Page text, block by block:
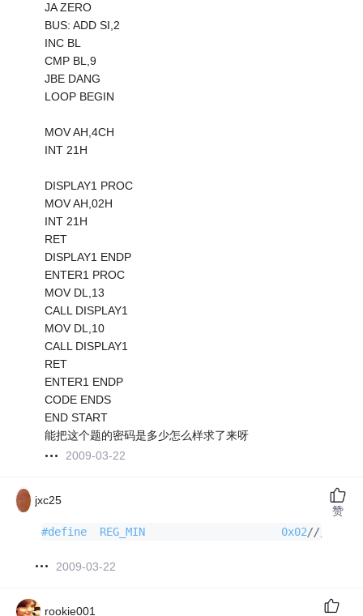
JA ZERO
BUS: ADD SI,2
INC BL
CMP BL,9
JBE DANG
LOOP BEGIN
MOV AH,4CH
INT 21H
DISPLAY1 PROC
MOV AH,02H
INT 21H
RET
DISPLAY1 ENDP
ENTER1 PROC
MOV DL,13
CALL DISPLAY1
MOV DL,10
CALL DISPLAY1
RET
ENTER1 ENDP
CODE ENDS
END START
能把这个题的密码是多少怎么样求了来呀
2009-03-22
jxc25
#define
  REG_MIN                     0x02
//分钟
2009-03-22
赞
rookie001